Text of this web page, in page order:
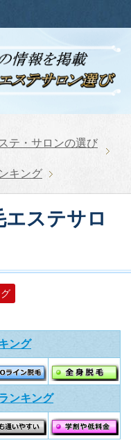
テ・サロンの選び
キング
エステサロ
ング
ンキング